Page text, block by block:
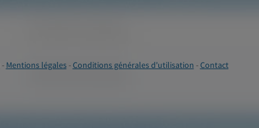
- Mentions légales-Conditions générales d'utilisation -Contact